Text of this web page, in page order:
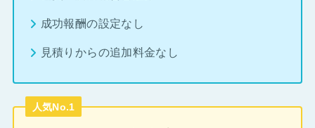
成功報酬の設定なし
見積りからの追加料金なし
人気No.1